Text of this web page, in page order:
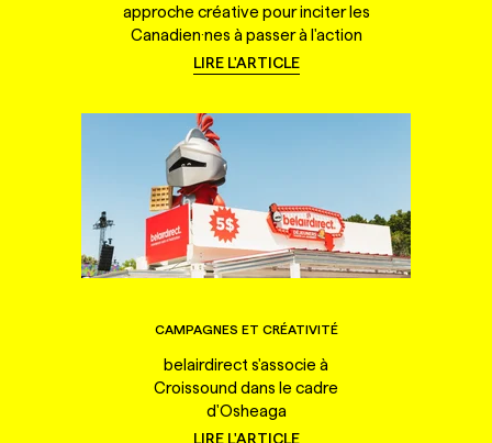
approche créative pour inciter les
Canadien·nes à passer à l'action
LIRE L'ARTICLE
CAMPAGNES ET CRÉATIVITÉ
belairdirect s'associe à
Croissound dans le cadre
d'Osheaga
LIRE L'ARTICLE